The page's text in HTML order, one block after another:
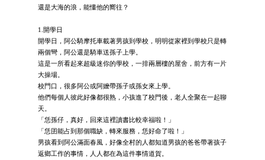
還是大海的浪，能懂他的嚮往？
1.開學日
開學日，阿公騎摩托車載著男孩到學校，明明從家裡到學校只是轉
兩個彎，阿公還是騎車送孫子上學。
這是一所看起來超級迷你的學校，一排兩層樓的屋舍，前方有一片
大操場。
校門口，很多阿公或阿嬤帶孫子或孫女來上學。
他們每個人彼此好像都很熟，小孩進了校門後，老人全聚在一起聊
天。
「恁孫仔，真好，回來這裡讀書比較幸福啦！」
「恁囝能占到那個職缺，轉來服務，恁好命了啦！」
男孩看到阿公滿面春風，好像全村的人都知道男孩的爸爸帶著孩子
返鄉工作的事情，人人都在為這件事情道賀。